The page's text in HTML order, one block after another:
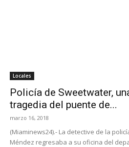
Locales
Policía de Sweetwater,
tragedia del puente de...
marzo 16, 2018
(Miaminews24).- La detective de la
Méndez regresaba a su oficina del